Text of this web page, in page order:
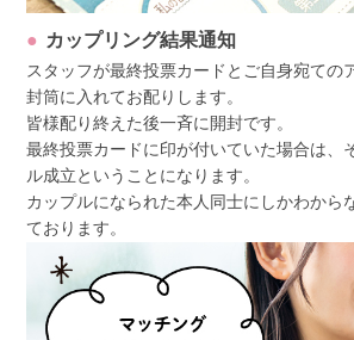
カップリング結果通知
スタッフが最終投票カードとご自身宛ての
封筒に入れてお配りします。
皆様配り終えた後一斉に開封です。
最終投票カードに印が付いていた場合は、
ル成立ということになります。
カップルになられた本人同士にしかわから
ております。